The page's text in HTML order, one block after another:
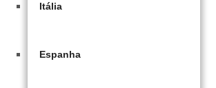
Itália
Espanha